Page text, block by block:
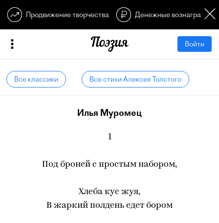
Продвижение творчества Денежные
Войти
Все классики Все стихи Алексея Толстого
Илья Муромец
1
Под броней с простым набором,
Хлеба кус жуя,
В жаркий полдень едет бором